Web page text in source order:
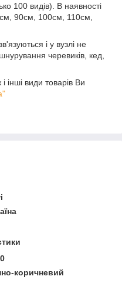
100 видів). В наявності
90см, 100см, 110см,
і у вузлі не
черевиків, кед,
і інші види товарів Ви
коричневий